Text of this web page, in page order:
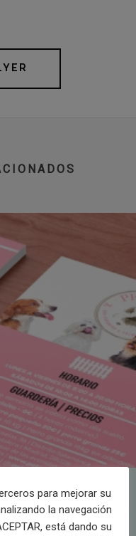
para mejorar su
la navegación
está dando su